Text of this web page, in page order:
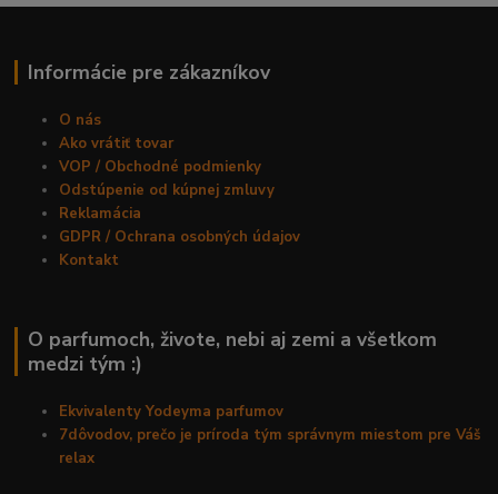
Informácie pre zákazníkov
O nás
Ako vrátiť tovar
VOP / Obchodné podmienky
Odstúpenie od kúpnej zmluvy
Reklamácia
GDPR / Ochrana osobných údajov
Kontakt
O parfumoch, živote, nebi aj zemi a všetkom
medzi tým :)
Ekvivalenty Yodeyma parfumov
7dôvodov, prečo je príroda tým správnym miestom pre Váš
relax